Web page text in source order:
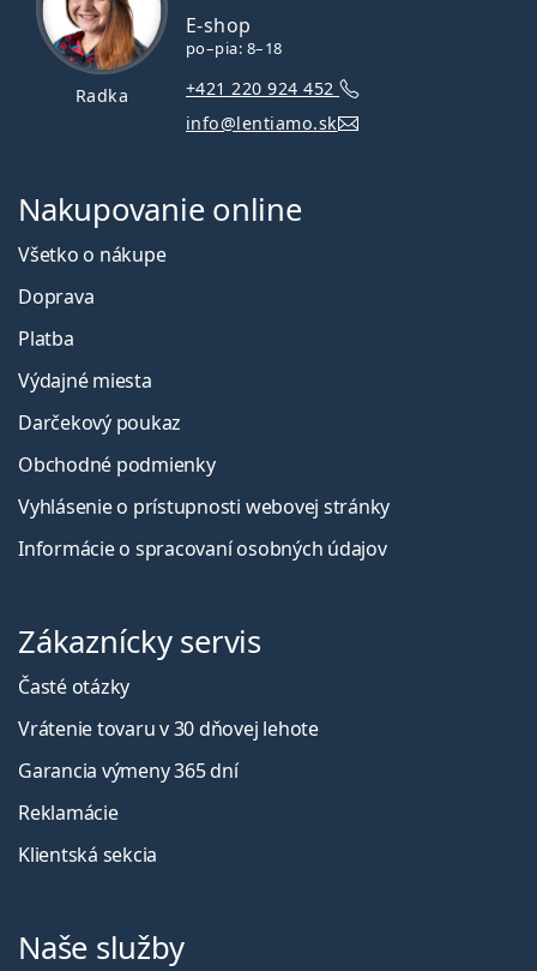
Radka
E-shop
po–pia: 8–18
+421 220 924 452
info@lentiamo.sk
Nakupovanie online
Všetko o nákupe
Doprava
Platba
Výdajné miesta
Darčekový poukaz
Obchodné podmienky
Vyhlásenie o prístupnosti webovej stránky
Informácie o spracovaní osobných údajov
Zákaznícky servis
Časté otázky
Vrátenie tovaru v 30 dňovej lehote
Garancia výmeny 365 dní
Reklamácie
Klientská sekcia
Naše služby